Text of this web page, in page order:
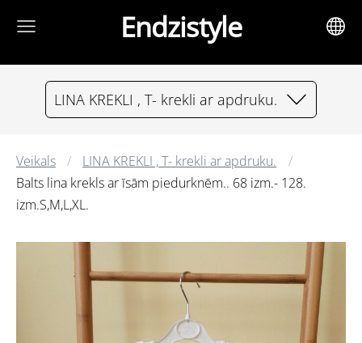
Endzistyle
LINA KREKLI , T- krekli ar apdruku.
Veikals
LINA KREKLI , T- krekli ar apdruku.
Balts lina krekls ar īsām piedurknēm.. 68 izm.- 128.
izm.S,M,L,XL.